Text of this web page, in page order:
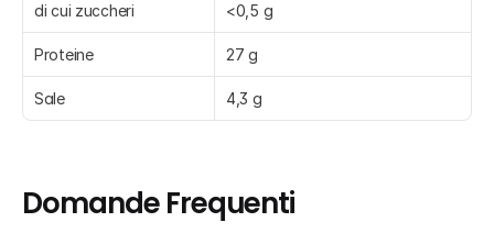
di cui zuccheri <0,5 g
Proteine 27 g
Sale 4,3 g
Domande Frequenti